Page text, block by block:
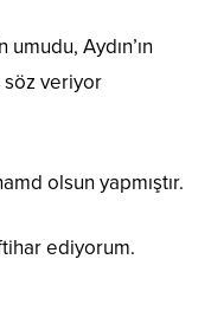
Aydın’ın
söz veriyor
olsun yapmıştır.
ediyorum.